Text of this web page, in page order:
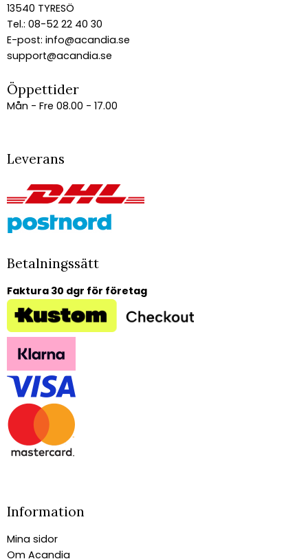
13540 TYRESÖ
Tel.: 08-52 22 40 30
E-post: info@acandia.se
support@acandia.se
Öppettider
Mån - Fre 08.00 - 17.00
Leverans
Betalningssätt
Faktura 30 dgr för företag
Information
Mina sidor
Om Acandia